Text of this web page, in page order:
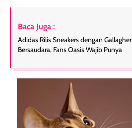
Baca Juga :
Adidas Rilis Sneakers dengan Gallagher
Bersaudara, Fans Oasis Wajib Punya